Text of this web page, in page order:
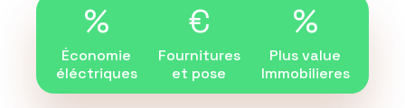
%
Économie
éléctriques
€
Fournitures
et pose
%
Plus value
Immobilieres